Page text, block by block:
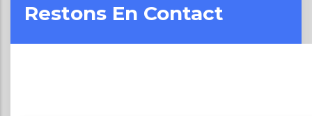
Restons En Contact